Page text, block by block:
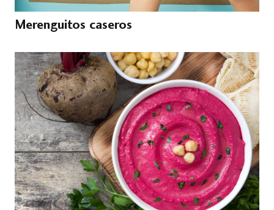
Merenguitos caseros